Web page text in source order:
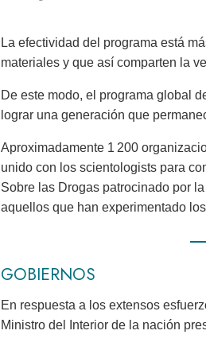
La efectividad del programa está
materiales y que así comparten la
De este modo, el programa global
lograr una generación que
Aproximadamente 1 200
unido con los scientologists para
Sobre las Drogas patrocinado por
aquellos que han experimentado
GOBIERNOS
En respuesta a los extensos
Ministro del Interior de la nación